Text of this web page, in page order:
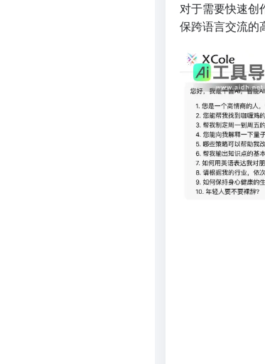
对于需要快速创
保跨语言交流的